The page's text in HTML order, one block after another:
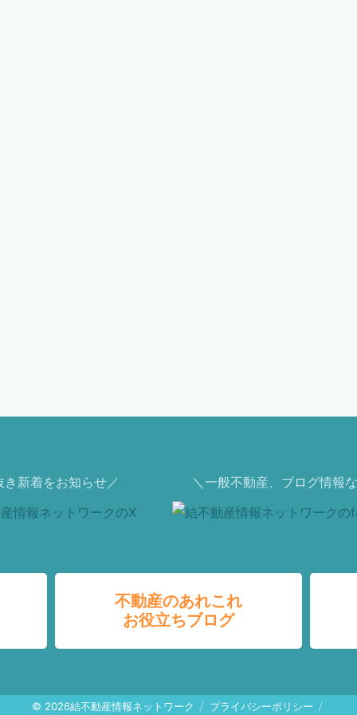
き新着をお知らせ／ ＼一般不動産、ブログ情報
不動産のあれこれ
お役立ちブログ
© 2026結不動産情報ネットワーク プライバシーポリシー